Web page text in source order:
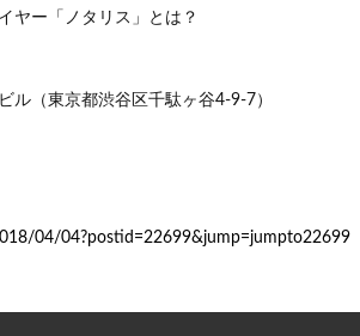
ヤー「ノタリス」とは？
ル（東京都渋谷区千駄ヶ谷4-9-7）
04/04?postid=22699&jump=jumpto22699